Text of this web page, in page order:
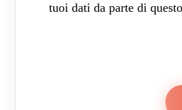
tuoi dati da parte di